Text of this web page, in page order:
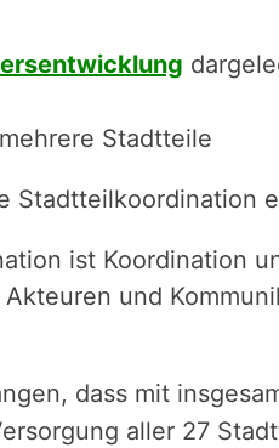
Stadtteile
Stadtteilkoordination
ist Koordination
und
dass mit
aller 27